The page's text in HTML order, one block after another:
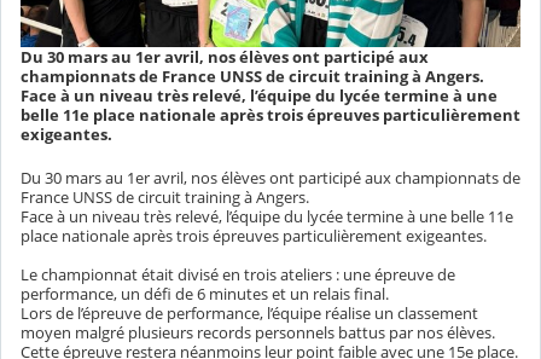
Du 30 mars au 1er avril, nos élèves ont participé aux
championnats de France UNSS de circuit training à Angers.
Face à un niveau très relevé, l’équipe du lycée termine à une
belle 11e place nationale après trois épreuves particulièrement
exigeantes.
Du 30 mars au 1er avril, nos élèves ont participé aux championnats de
France UNSS de circuit training àAngers.
Face à un niveau très relevé, l’équipe du lycée termine à une belle 11e
place nationale après trois épreuves particulièrement exigeantes.
Le championnat était divisé en trois ateliers : une épreuve de
performance, un défi de 6 minutes et un relais final.
Lors de l’épreuve de performance, l’équipe réalise un classement
moyen malgré plusieurs records personnels battus par nos élèves.
Cette épreuve restera néanmoins leur point faible avec une 15e place.